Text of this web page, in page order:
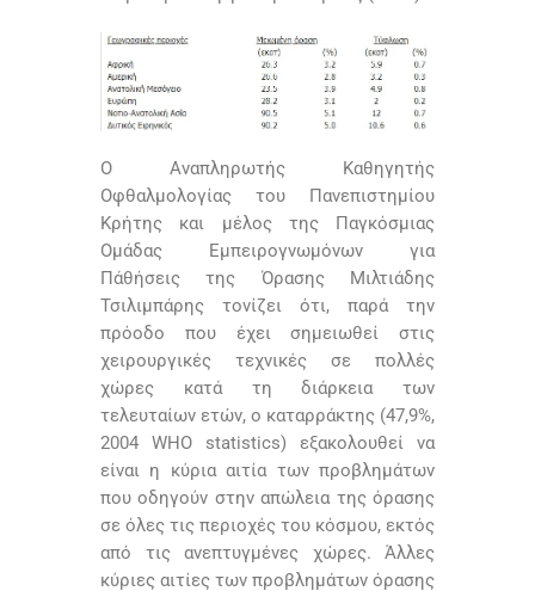
Ο Αναπληρωτής Καθηγητής
Οφθαλμολογίας του Πανεπιστημίου
Κρήτης και μέλος της Παγκόσμιας
Ομάδας Εμπειρογνωμόνων για
Πάθήσεις της Όρασης Μιλτιάδης
Τσιλιμπάρης τονίζει ότι, παρά την
πρόοδο που έχει σημειωθεί στις
χειρουργικές τεχνικές σε πολλές
χώρες κατά τη διάρκεια των
τελευταίων ετών, ο καταρράκτης (47,9%,
2004 WHO statistics) εξακολουθεί να
είναι η κύρια αιτία των προβλημάτων
που οδηγούν στην απώλεια της όρασης
σε όλες τις περιοχές του κόσμου, εκτός
από τις ανεπτυγμένες χώρες. Άλλες
κύριες αιτίες των προβλημάτων όρασης